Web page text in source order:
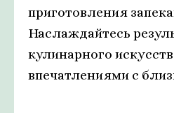
приготовления
Наслаждайтесь
кулинарного
впечатлениями с